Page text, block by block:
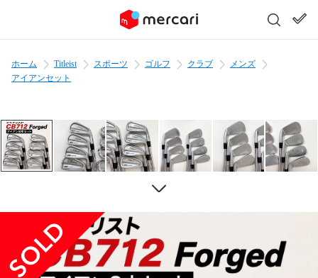
ホーム Titleist スポーツ ゴルフ クラブ
メンズ
アイアンセット